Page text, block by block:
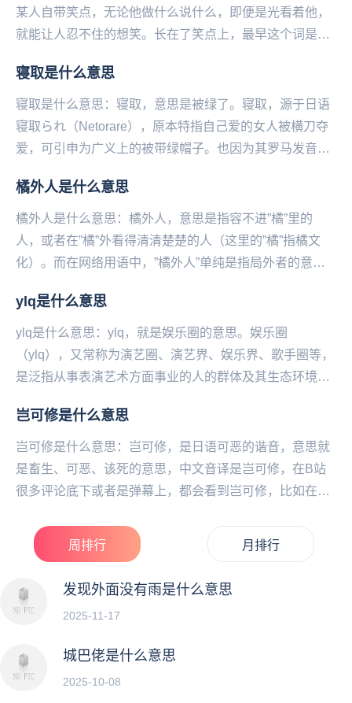
某人自带笑点，无论他做什么说什么，即便是光看着他，
就能让人忍不住的想笑。长在了笑点上，最早这个词是形
人。...
寝取是什么意思
寝取是什么意思：寝取，意思是被绿了。寝取，源于日语
寝取られ（Netorare），原本特指自己爱的女人被横刀夺
爱，可引申为广义上的被带绿帽子。也因为其罗马发音，
橘外人是什么意思
橘外人是什么意思：橘外人，意思是指容‌不进”橘”里的
人，或者在”橘”外看得清清楚楚的人（这里的”橘”指橘文
化）。而在网络用语中，”橘外人”单纯是指局外者的意
ylq是什么意思
ylq是什么意思：ylq，就是娱乐圈的意思。娱乐圈
（ylq），又常称为演艺圈、演艺界、娱乐界、歌手圈等，
是泛指从事表演艺术方面事业的人的群体及其生态环境。
岂可修是什么意思
岂可修是什么意思：岂可修，是日语可恶的谐音，意思就
是畜生、可恶、该死的意思，中文音译是岂可修，在B站
很多评论底下或者是弹幕上，都会看到岂可修，比如在动
疑...
周排行 月排行
发现外面没有雨是什么意思
2025-11-17
城巴佬是什么意思
2025-10-08